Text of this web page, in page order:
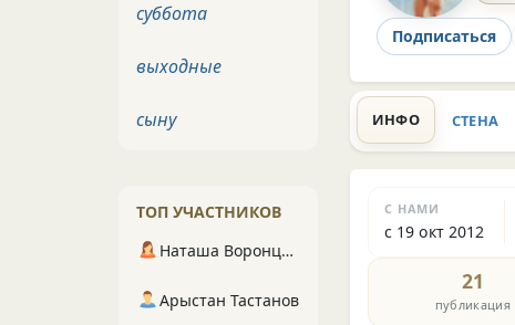
Подписаться
ИНФО СТЕНА
С НАМИ
с 19 окт 2012
21
публикация
суббота
выходные
сыну
ТОП УЧАСТНИКОВ
Наташа Воронцова
Арыстан Тастанов